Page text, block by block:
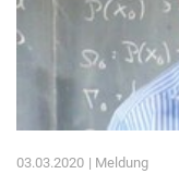
03.03.2020 | Meldung